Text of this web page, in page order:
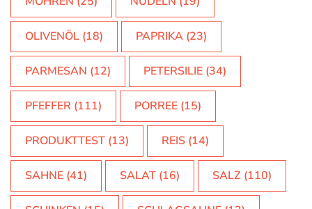
PARMESAN(12) PETERSILIE(34)
PFEFFER(111) PORREE(15)
PRODUKTTEST(13) REIS(14)
SAHNE(41) SALAT(16) SALZ
SCHINKEN(15) SCHLAGSAHNE(13)
SCHNITTLAUCH(14) SENF(11)